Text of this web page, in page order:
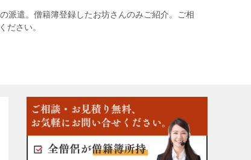
派遣。僧籍簿登録したお坊さんのみご紹介。ご相
ださい。